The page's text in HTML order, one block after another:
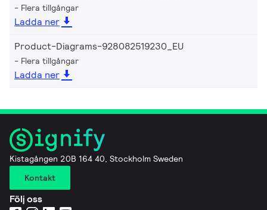
Flera tillgångar
Ladda ner
Product-Diagrams-928082519230_EU
Flera tillgångar
Ladda ner
Kistagången 20B 164 40, Stockholm Sweden
Kontakt
Följ oss